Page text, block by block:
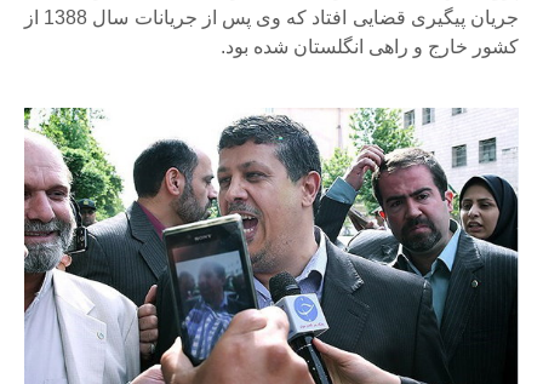
جریان پیگیری قضایی افتاد که وی پس از جریانات سال 1388 از
کشور خارج و راهی انگلستان شده بود.